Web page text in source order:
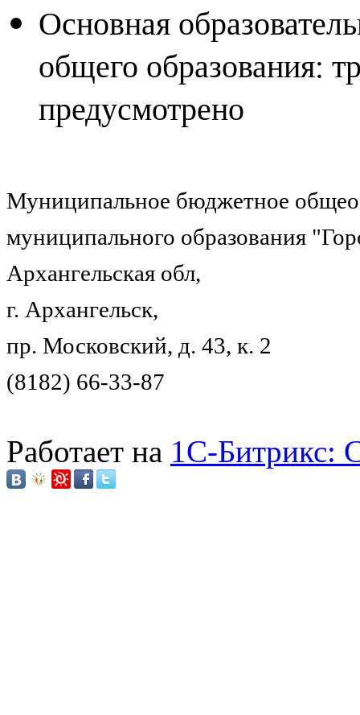
Основная
общего образования:
предусмотрено
Муниципальное бюджетное
муниципального образования
Архангельская обл,
г. Архангельск,
пр. Московский, д. 43, к. 2
(8182) 66-33-87
Работает на 1C-Битрикс: